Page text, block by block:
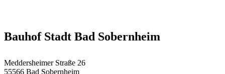
Bauhof Stadt Bad Sobernheim
Meddersheimer Straße 26
55566 Bad Sobernheim